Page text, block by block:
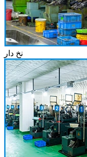
نخ دار